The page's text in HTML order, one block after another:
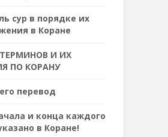
сур в порядке их
в Коране
И ИХ
ПО КОРАНУ
перевод
и конца каждого
в Коране!